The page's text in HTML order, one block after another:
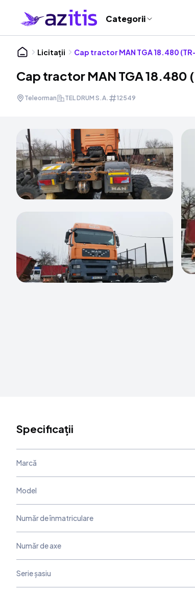
Categorii
Licitații Cap tractor MAN TGA 18.480
Cap tractor MAN TGA
Teleorman TEL DRUM S.A. 12549
Specificații
Marcă
Model
Număr de înmatriculare
Număr de axe
Serie șasiu